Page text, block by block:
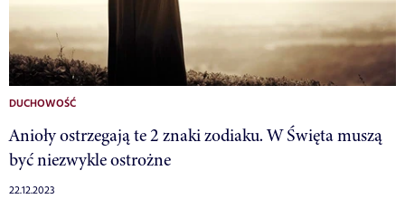
DUCHOWOŚĆ
Anioły ostrzegają te 2 znaki zodiaku. W Święta muszą
być niezwykle ostrożne
22.12.2023